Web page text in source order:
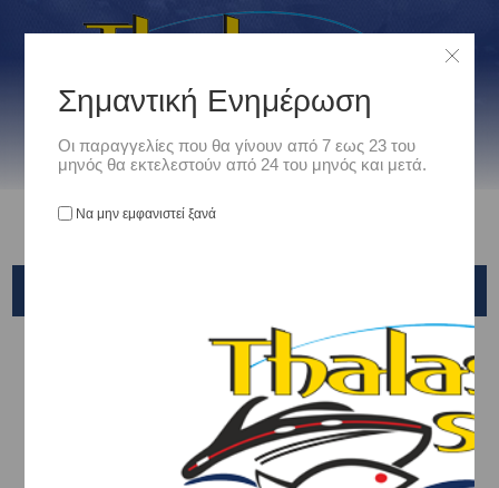
ΚΑΛΑΜΙΑ ΨΑΡΕΜΑΤΟΣ Kabura & Tai Rubber /
GUNKI
Σημαντική Ενημέρωση
Οι παραγγελίες που θα γίνουν από 7 εως 23 του
μηνός θα εκτελεστούν από 24 του μηνός και μετά.
Να μην εμφανιστεί ξανά